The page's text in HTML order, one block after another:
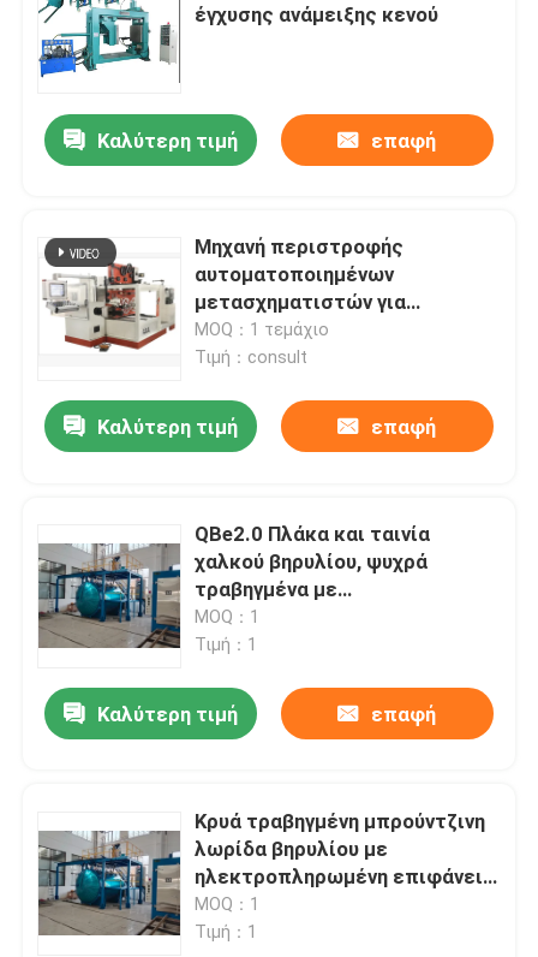
έγχυσης ανάμειξης κενού
Καλύτερη τιμή επαφή
Μηχανή περιστροφής
αυτοματοποιημένων
μετασχηματιστών για
αμορφούς τύπους 630KV
μετασχηματιστή πετρελαίου
MOQ：1 τεμάχιο
Τιμή：consult
Καλύτερη τιμή επαφή
QBe2.0 Πλάκα και ταινία
χαλκού βηρυλίου, ψυχρά
τραβηγμένα με
ηλεκτροπληρωμένη επιφάνεια
για εφαρμογές
MOQ：1
Τιμή：1
Καλύτερη τιμή επαφή
Κρυά τραβηγμένη μπρούντζινη
λωρίδα βηρυλίου με
ηλεκτροπληρωμένη επιφάνεια
και υψηλή αντοχή για
εφαρμογές μετασχηματιστή
MOQ：1
Τιμή：1